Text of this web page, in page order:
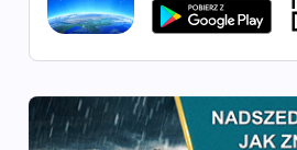
31:17
Świadectwo
współcześni
Świadectwo